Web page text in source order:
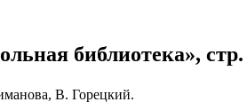
библиотека», стр.
В. Горецкий.